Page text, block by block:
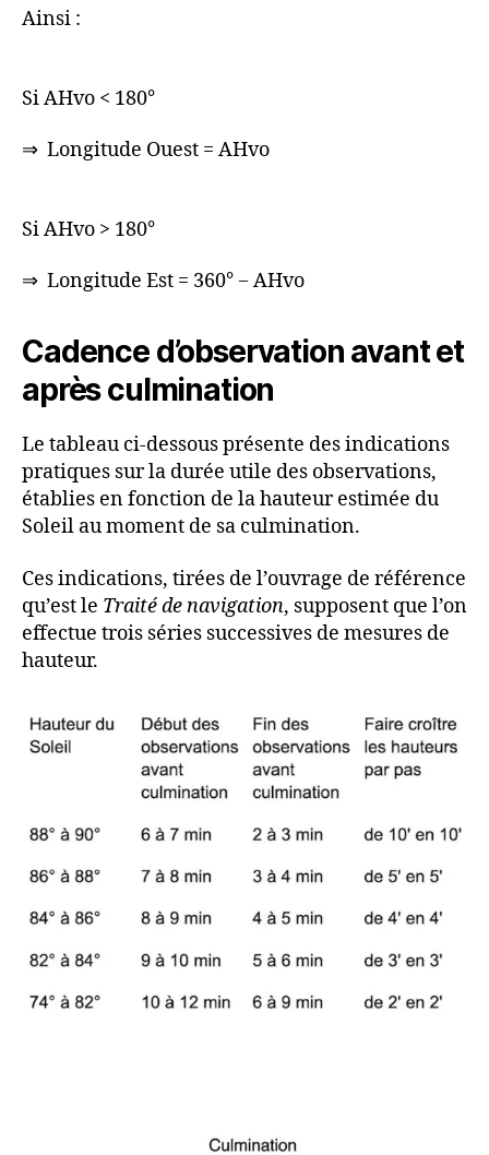
Ainsi :
Si AHvo < 180°
⇒ Longitude Ouest = AHvo
Si AHvo > 180°
⇒ Longitude Est = 360° − AHvo
Cadence d’observation avant et
après culmination
Le tableau ci-dessous présente des indications
pratiques sur la durée utile des observations,
établies en fonction de la hauteur estimée du
Soleil au moment de sa culmination.
Ces indications, tirées de l’ouvrage de référence
qu’est le Traité de navigation, supposent que l’on
effectue trois séries successives de mesures de
hauteur.